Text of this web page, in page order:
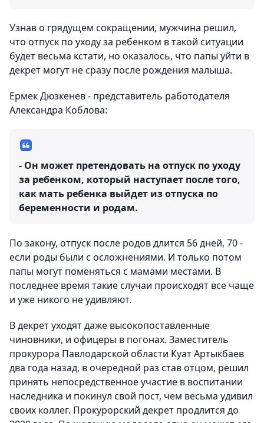
Узнав о грядущем сокращении, мужчина решил,
что отпуск по уходу за ребенком в такой ситуации
будет весьма кстати, но оказалось, что папы уйти в
декрет могут не сразу после рождения малыша.
Ермек Дюзкенев - представитель работодателя
Александра Коблова:
- Он может претендовать на отпуск по уходу
за ребенком, который наступает после того,
как мать ребенка выйдет из отпуска по
беременности и родам.
По закону, отпуск после родов длится 56 дней, 70 -
если роды были с осложнениями. И только потом
папы могут поменяться с мамами местами. В
последнее время такие случаи происходят все чаще
и уже никого не удивляют.
В декрет уходят даже высокопоставленные
чиновники, и офицеры в погонах. Заместитель
прокурора Павлодарской области Куат Артыкбаев
два года назад, в очередной раз став отцом, решил
принять непосредственное участие в воспитании
наследника и покинул свой пост, чем весьма удивил
своих коллег. Прокурорский декрет продлится до